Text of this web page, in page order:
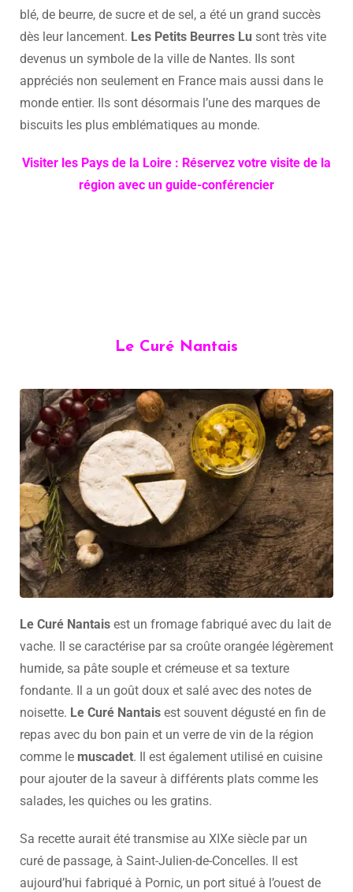
blé, de beurre, de sucre et de sel, a été un grand succès
dès leur lancement. Les Petits Beurres Lu sont très vite
devenus un symbole de la ville de Nantes. Ils sont
appréciés non seulement en France mais aussi dans le
monde entier. Ils sont désormais l’une des marques de
biscuits les plus emblématiques au monde.
Visiter les Pays de la Loire : Réservez votre visite de la
région avec un guide-conférencier
Le Curé Nantais
Le Curé Nantais est un fromage fabriqué avec du lait de
vache. Il se caractérise par sa croûte orangée légèrement
humide, sa pâte souple et crémeuse et sa texture
fondante. Il a un goût doux et salé avec des notes de
noisette. Le Curé Nantais est souvent dégusté en fin de
repas avec du bon pain et un verre de vin de la région
comme le muscadet. Il est également utilisé en cuisine
pour ajouter de la saveur à différents plats comme les
salades, les quiches ou les gratins.
Sa recette aurait été transmise au XIXe siècle par un
curé de passage, à Saint-Julien-de-Concelles. Il est
aujourd’hui fabriqué à Pornic, un port situé à l’ouest de